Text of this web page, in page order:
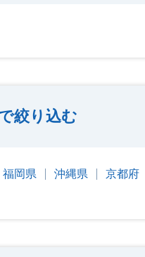
絞り込む
福岡県 沖縄県
京都府